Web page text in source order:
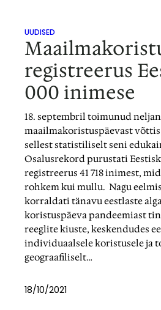
UUDISED
registreerus
000 inimese
18. septembril toimunud
maailmakoristuspäevast võttis
sellest statistiliselt seni
Osalusrekord purustati
registreerus 41 718 inimest,
rohkem kui mullu. Nagu
korraldati tänavu eestlaste
koristuspäeva pandeemiast
reeglite kiuste, keskendudes
individuaalsele koristusele ja
geograafiliselt…
18/10/2021